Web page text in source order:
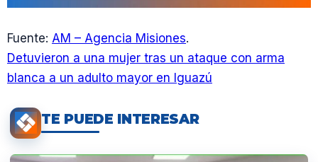
Fuente: AM – Agencia Misiones.
Detuvieron a una mujer tras un ataque con arma
blanca a un adulto mayor en Iguazú
TE PUEDE INTERESAR